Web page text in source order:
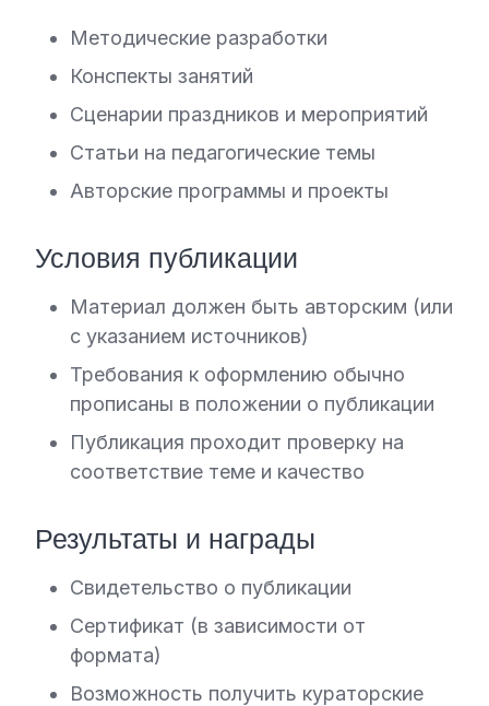
Методические разработки
Конспекты занятий
Сценарии праздников и мероприятий
Статьи на педагогические темы
Авторские программы и проекты
Условия публикации
Материал должен быть авторским (или
с указанием источников)
Требования к оформлению обычно
прописаны в положении о публикации
Публикация проходит проверку на
соответствие теме и качество
Результаты и награды
Свидетельство о публикации
Сертификат (в зависимости от
формата)
Возможность получить кураторские